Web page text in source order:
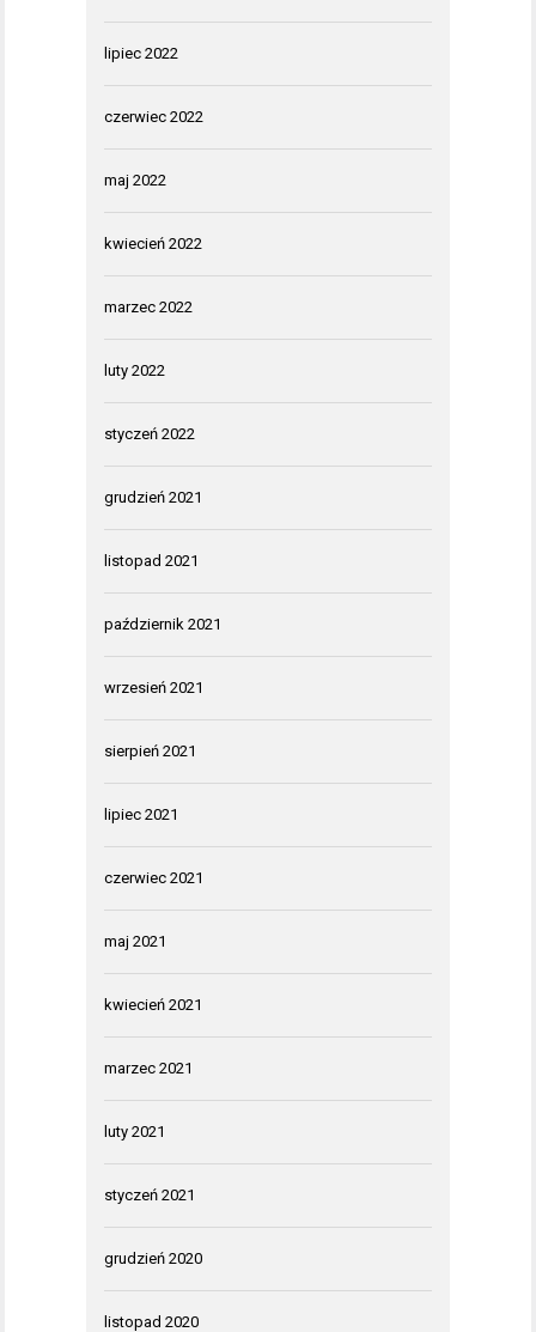
lipiec 2022
czerwiec 2022
maj 2022
kwiecień 2022
marzec 2022
luty 2022
styczeń 2022
grudzień 2021
listopad 2021
październik 2021
wrzesień 2021
sierpień 2021
lipiec 2021
czerwiec 2021
maj 2021
kwiecień 2021
marzec 2021
luty 2021
styczeń 2021
grudzień 2020
listopad 2020